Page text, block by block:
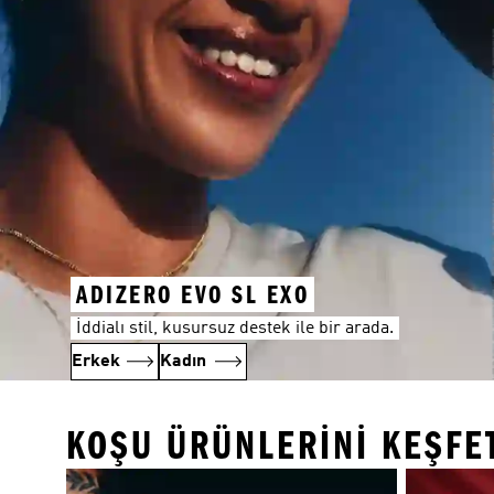
ADIZERO EVO SL EXO
İddialı stil, kusursuz destek ile bir arada.
Erkek
Kadın
KOŞU ÜRÜNLERINI